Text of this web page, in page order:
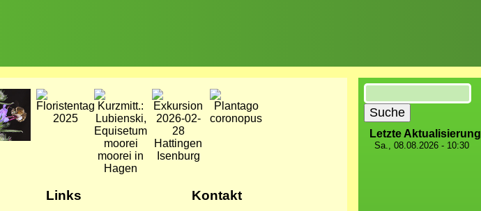
Bild Bild Bild Bild
Links Kontakt
Suche
Letzte Aktualisierung
Sa., 08.08.2026 - 10:30